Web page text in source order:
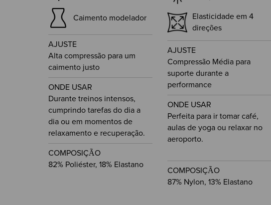
Caimento modelador
AJUSTE
Alta compressão para um
caimento justo
ONDE USAR
Durante treinos intensos,
cumprindo tarefas do dia a
dia ou em momentos de
relaxamento e recuperação.
COMPOSIÇÃO
82% Poliéster, 18% Elastano
Elasticidade em 4
direções
AJUSTE
Compressão Média para
suporte durante a
performance
ONDE USAR
Perfeita para ir tomar café,
aulas de yoga ou relaxar no
aeroporto.
COMPOSIÇÃO
87% Nylon, 13% Elastano